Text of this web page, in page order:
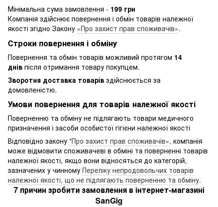
Мінімальна сума замовлення - 199 грн
Компанія здійснює повернення і обмін товарів належної
якості згідно Закону «Про захист прав споживачів».
Строки повернення і обміну
Повернення та обмін товарів можливий протягом 14
днів після отримання товару покупцем.
Зворотня доставка товарів здійснюється за
домовленістю.
Умови повернення для товарів належної якості
Поверненню та обміну не підлягають товари медичного
призначення і засоби особистої гігієни належної якості
Відповідно закону "Про захист прав споживачів», компанія
може відмовити споживачеві в обміні та поверненні товарів
належної якості, якщо вони відносяться до категорій,
зазначених у чинному Переліку непродовольчих товарів
належної якості, що не підлягають поверненню та обміну.
7 причин зробити замовлення в інтернет-магазині
SanGig